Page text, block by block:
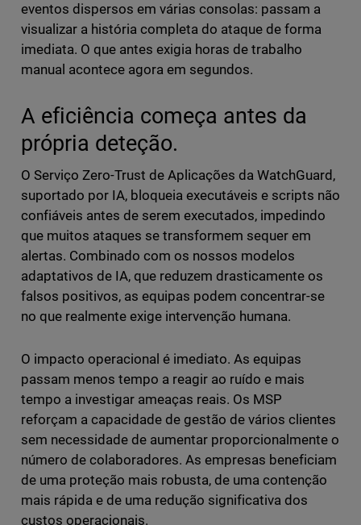
eventos dispersos em várias consolas: passam a
visualizar a história completa do ataque de forma
imediata. O que antes exigia horas de trabalho
manual acontece agora em segundos.
A eficiência começa antes da
própria deteção.
O Serviço Zero-Trust de Aplicações da WatchGuard,
suportado por IA, bloqueia executáveis e scripts não
confiáveis antes de serem executados, impedindo
que muitos ataques se transformem sequer em
alertas. Combinado com os nossos modelos
adaptativos de IA, que reduzem drasticamente os
falsos positivos, as equipas podem concentrar-se
no que realmente exige intervenção humana.
O impacto operacional é imediato. As equipas
passam menos tempo a reagir ao ruído e mais
tempo a investigar ameaças reais. Os MSP
reforçam a capacidade de gestão de vários clientes
sem necessidade de aumentar proporcionalmente o
número de colaboradores. As empresas beneficiam
de uma proteção mais robusta, de uma contenção
mais rápida e de uma redução significativa dos
custos operacionais.